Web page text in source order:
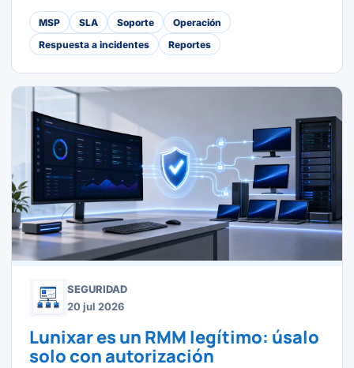
MSP SLA Soporte
Operación
Respuesta a incidentes
Reportes
SEGURIDAD
20 jul 2026
Lunixar es un RMM legítimo: úsalo
solo con autorización